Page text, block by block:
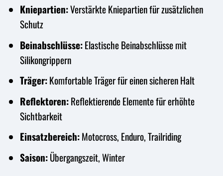
Kniepartien:Verstärkte Kniepartien für zusätzlichen
Schutz
Beinabschlüsse:Elastische Beinabschlüsse mit
Silikongrippern
Träger:Komfortable Träger für einen sicheren Halt
Reflektoren:Reflektierende Elemente für erhöhte
Sichtbarkeit
Einsatzbereich:Motocross, Enduro, Trailriding
Saison:Übergangszeit, Winter